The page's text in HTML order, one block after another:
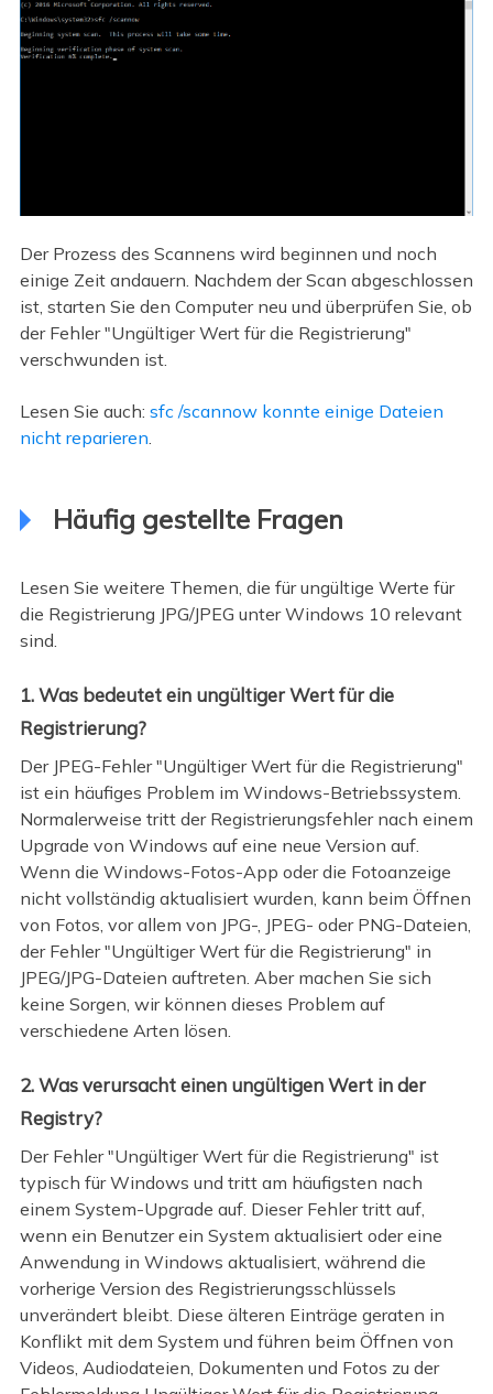
Der Prozess des Scannens wird beginnen und noch
einige Zeit andauern. Nachdem der Scan abgeschlossen
ist, starten Sie den Computer neu und überprüfen Sie, ob
der Fehler "Ungültiger Wert für die Registrierung"
verschwunden ist.
Lesen Sie auch: sfc /scannow konnte einige Dateien
nicht reparieren
Häufig gestellte Fragen
Lesen Sie weitere Themen, die für ungültige Werte für
die Registrierung JPG/JPEG unter Windows 10 relevant
sind.
1. Was bedeutet ein ungültiger Wert für die
Registrierung?
Der JPEG-Fehler "Ungültiger Wert für die Registrierung"
ist ein häufiges Problem im Windows-Betriebssystem.
Normalerweise tritt der Registrierungsfehler nach einem
Upgrade von Windows auf eine neue Version auf.
Wenn die Windows-Fotos-App oder die Fotoanzeige
nicht vollständig aktualisiert wurden, kann beim Öffnen
von Fotos, vor allem von JPG-, JPEG- oder PNG-Dateien,
der Fehler "Ungültiger Wert für die Registrierung" in
JPEG/JPG-Dateien auftreten. Aber machen Sie sich
keine Sorgen, wir können dieses Problem auf
verschiedene Arten lösen.
2. Was verursacht einen ungültigen Wert in der
Registry?
Der Fehler "Ungültiger Wert für die Registrierung" ist
typisch für Windows und tritt am häufigsten nach
einem System-Upgrade auf. Dieser Fehler tritt auf,
wenn ein Benutzer ein System aktualisiert oder eine
Anwendung in Windows aktualisiert, während die
vorherige Version des Registrierungsschlüssels
unverändert bleibt. Diese älteren Einträge geraten in
Konflikt mit dem System und führen beim Öffnen von
Videos, Audiodateien, Dokumenten und Fotos zu der